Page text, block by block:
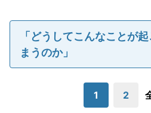
「どうしてこんなことが
まうのか」
1 2